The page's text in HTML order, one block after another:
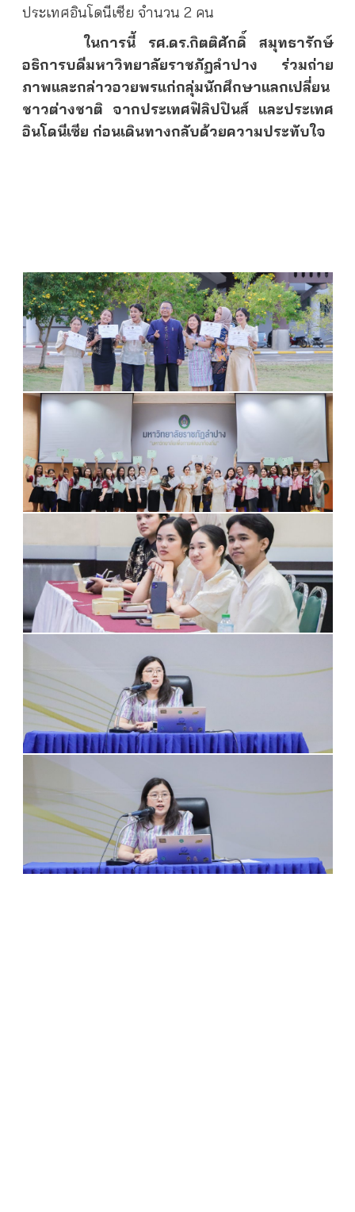
ประเทศอินโดนีเซีย จำนวน 2 คน
ในการนี้ รศ.ดร.กิตติศักดิ์ สมุทธารักษ์
อธิการบดีมหาวิทยาลัยราชภัฏลำปาง ร่วมถ่าย
ภาพและกล่าวอวยพรแก่กลุ่มนักศึกษาแลกเปลี่ยน
ชาวต่างชาติ จากประเทศฟิลิปปินส์ และประเทศ
อินโดนีเซีย ก่อนเดินทางกลับด้วยความประทับใจ